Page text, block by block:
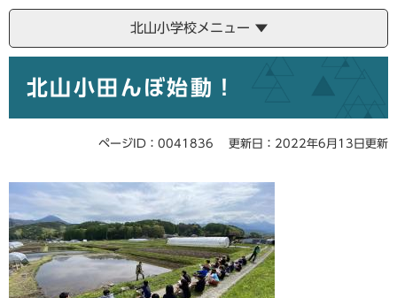
北山小学校メニュー
北山小田んぼ始動！
ページID：0041836 更新日：2022年6月13日更新